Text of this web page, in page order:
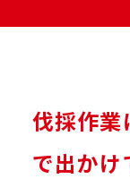
伐採作業
で出かけ